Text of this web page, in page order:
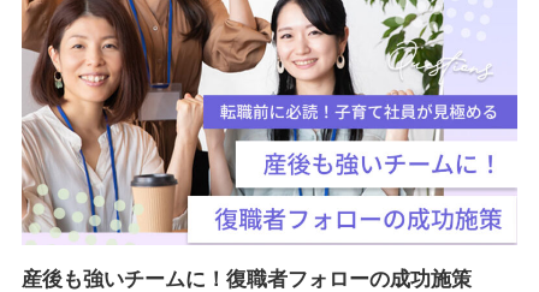
産後も強いチームに！復職者フォローの成功施策